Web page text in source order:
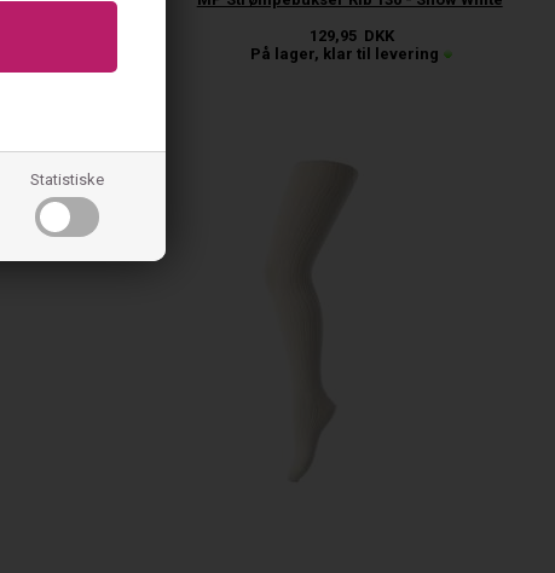
Statistiske
129,95 DKK
På lager, klar til levering